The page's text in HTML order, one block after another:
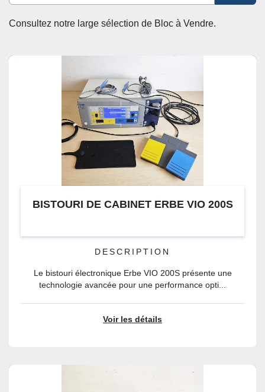
CATÉGORIE Trier par
Consultez notre large sélection de Bloc à Vendre.
BISTOURI DE CABINET ERBE VIO 200S
DESCRIPTION
Le bistouri électronique Erbe VIO 200S présente une
technologie avancée pour une performance opti...
Voir les détails